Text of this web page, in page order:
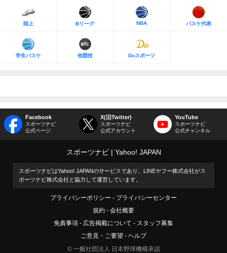
陸上 Bリーグ NBA バスケ代表
学生バスケ 他競技 Doスポーツ
Facebook
スポーツナビ
公式ページ
X(旧Twitter)
スポーツナビ
公式アカウント
YouTube
スポーツナビ
公式チャンネル
スポーツナビ Yahoo! JAPAN
スポーツナビはYahoo! JAPANのサービスであり、LINEヤフー株式会社がス
ポーツナビ株式会社と協力して運営しています。
プライバシーポリシー
プライバシーセンター
規約
会社概要
免責事項
広告掲載について
スタッフ募集
ご意見・ご要望
ヘルプ
© 一般社団法人 日本野球機構承認